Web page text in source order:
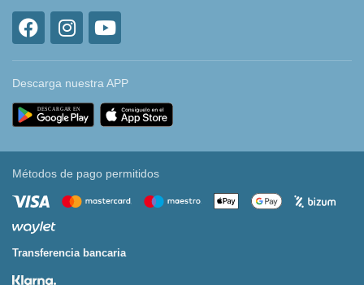
Descarga nuestra APP
Métodos de pago permitidos
Transferencia bancaria